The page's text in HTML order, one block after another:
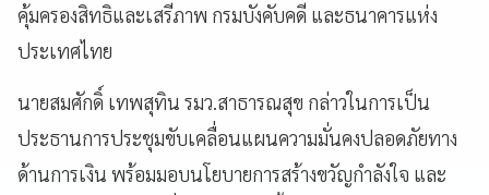
คุ้มครองสิทธิและเสรีภาพ กรมบังคับคดี และธนาคารแห่ง
ประเทศไทย
นายสมศักดิ์ เทพสุทิน รมว.สาธารณสุข กล่าวในการเป็น
ประธานการประชุมขับเคลื่อนแผนความมั่นคงปลอดภัยทาง
ด้านการเงิน พร้อมมอบนโยบายการสร้างขวัญกำลังใจ และ